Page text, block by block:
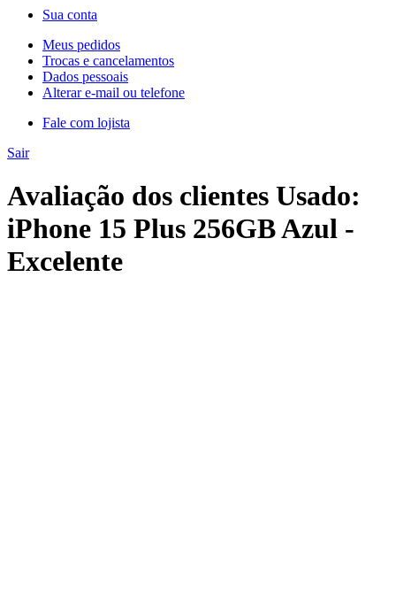
Sua conta
Meus pedidos
Trocas e cancelamentos
Dados pessoais
Alterar e-mail ou telefone
Fale com lojista
Sair
Avaliação dos clientes Usado:
iPhone 15 Plus 256GB Azul -
Excelente